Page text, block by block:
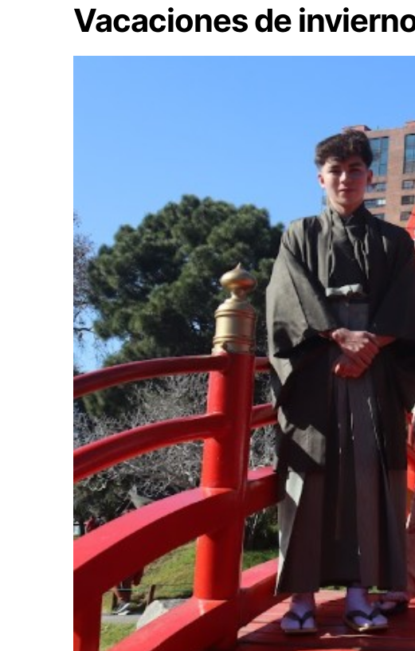
Vacaciones de